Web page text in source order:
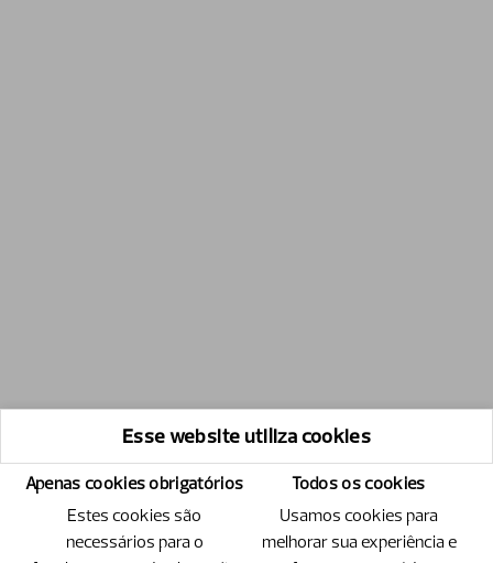
Esse website utiliza cookies
Apenas cookies obrigatórios
Estes cookies são
necessários para o
Todos os cookies
Usamos cookies para
melhorar sua experiência e